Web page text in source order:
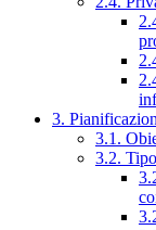
3.
3.1.
3.2.